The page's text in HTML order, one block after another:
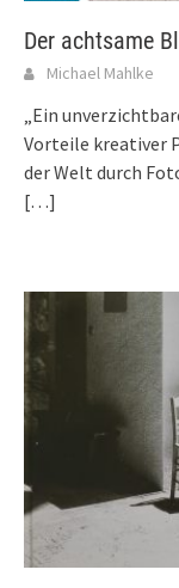
Der achtsame
Michael Mahlke
„Ein
Vorteile kreativer
der Welt durch
[…]